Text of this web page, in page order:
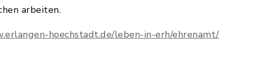
arbeiten.
hoechstadt.de/leben-in-erh/ehrenamt/